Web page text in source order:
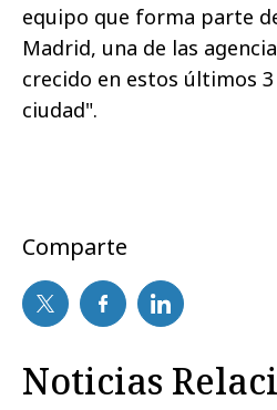
equipo que forma parte
Madrid, una de las
crecido en estos últimos
ciudad".
Comparte
Noticias